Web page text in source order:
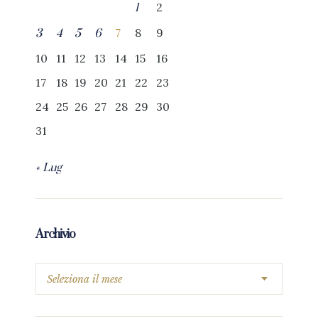
1
2
3
4 5 6 7 8
9
10
11 12 13 14 15
16
17
18 19 20 21 22
23
24 25 26 27 28 29
30
31
« Lug
Archivio